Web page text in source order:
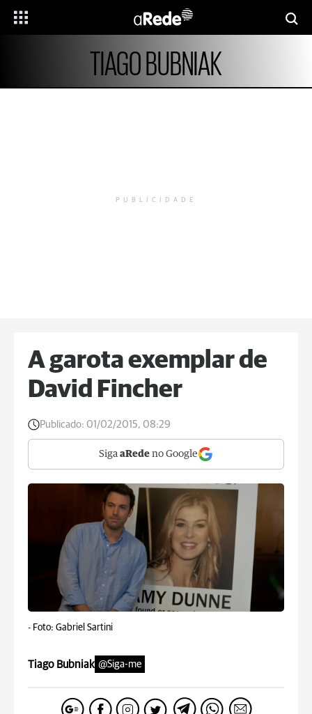
TIAGO BUBNIAK
PUBLICIDADE
A garota exemplar de
David Fincher
Publicado: 01/02/2015, 08:29
Siga aRede no Google
- Foto: Gabriel Sartini
Tiago Bubniak @Siga-me